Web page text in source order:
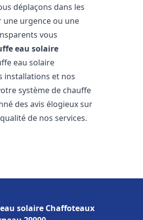
déplaçons dans les
une urgence ou une
vous
eau solaire
eau solaire
installations et nos
système de chauffe
des avis élogieux sur
de nos services.
solaire Chaffoteaux